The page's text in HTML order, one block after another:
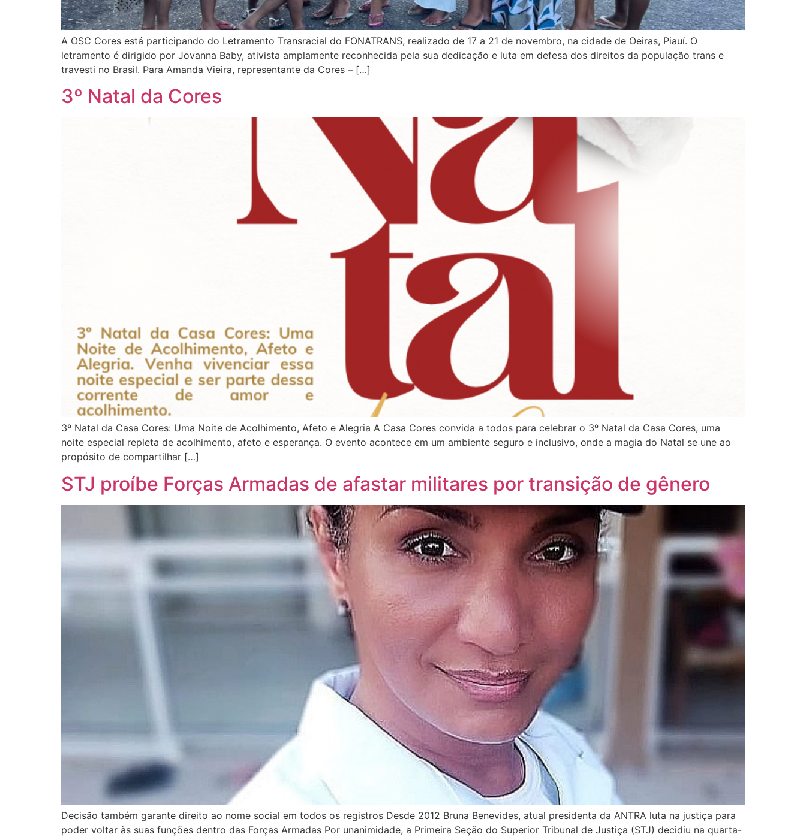
A OSC Cores está participando do Letramento Transracial do FONATRANS, realizado de 17 a 21 de novembro, na cidade de Oeiras, Piauí. O
letramento é dirigido por Jovanna Baby, ativista amplamente reconhecida pela sua dedicação e luta em defesa dos direitos da população trans e
travesti no Brasil. Para Amanda Vieira, representante da Cores – […]
3º Natal da Cores
3º Natal da Casa Cores: Uma Noite de Acolhimento, Afeto e Alegria A Casa Cores convida a todos para celebrar o 3º Natal da Casa Cores, uma
noite especial repleta de acolhimento, afeto e esperança. O evento acontece em um ambiente seguro e inclusivo, onde a magia do Natal se une ao
propósito de compartilhar […]
STJ proíbe Forças Armadas de afastar militares por transição de gênero
Decisão também garante direito ao nome social em todos os registros Desde 2012 Bruna Benevides, atual presidenta da ANTRA luta na justiça para
poder voltar às suas funções dentro das Forças Armadas Por unanimidade, a Primeira Seção do Superior Tribunal de Justiça (STJ) decidiu na quarta-